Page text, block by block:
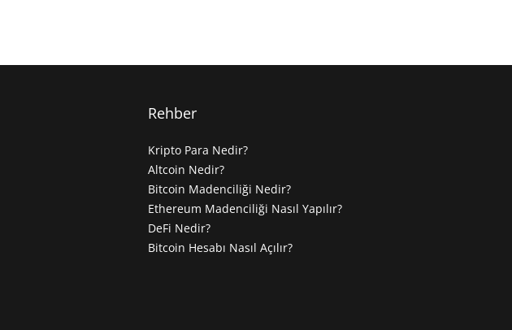
Rehber
Kripto Para Nedir?
Altcoin Nedir?
Bitcoin Madenciliği Nedir?
Ethereum Madenciliği Nasıl Yapılır?
DeFi Nedir?
Bitcoin Hesabı Nasıl Açılır?